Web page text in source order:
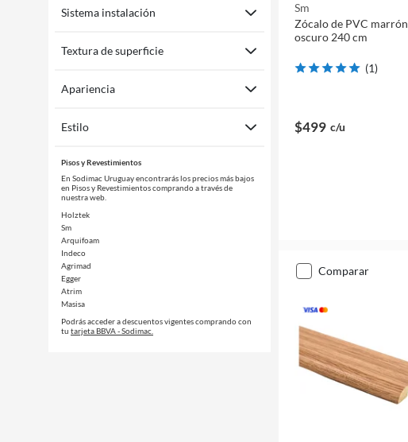
Sistema instalación
Textura de superficie
Apariencia
Estilo
Pisos y Revestimientos
En Sodimac Uruguay encontrarás los precios más bajos
en Pisos y Revestimientos comprando a través de
nuestra web.
Holztek
Sm
Arquifoam
Indeco
Agrimad
Egger
Atrim
Masisa
Podrás acceder a descuentos vigentes comprando con
tu tarjeta BBVA - Sodimac.
Sm
Zócalo de PVC marrón
oscuro 240 cm
(1)
$499 c/u
comparar